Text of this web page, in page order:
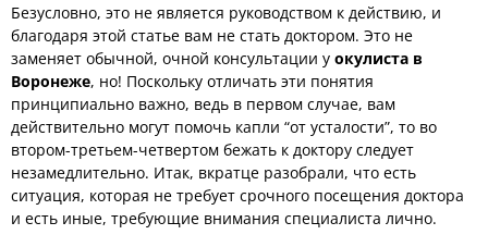
Безусловно, это не является руководством к действию, и
благодаря этой статье вам не стать доктором. Это не
заменяет обычной, очной консультации у окулиста в
Воронеже, но! Поскольку отличать эти понятия
принципиально важно, ведь в первом случае, вам
действительно могут помочь капли “от усталости”, то во
втором-третьем-четвертом бежать к доктору следует
незамедлительно. Итак, вкратце разобрали, что есть
ситуация, которая не требует срочного посещения доктора
и есть иные, требующие внимания специалиста лично.